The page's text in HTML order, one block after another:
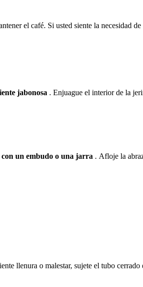
el café. Si usted siente la necesidad
jabonosa . Enjuague el interior de la
con un embudo o una jarra . Afloje la
llenura o malestar, sujete el tubo cerrado